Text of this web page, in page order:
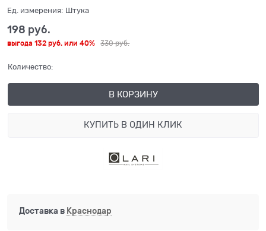
Ед. измерения: Штука
330 руб.
198 руб.
выгода 132 руб. или 40%
Количество:
В КОРЗИНУ
КУПИТЬ В ОДИН КЛИК
Доставка в Краснодар